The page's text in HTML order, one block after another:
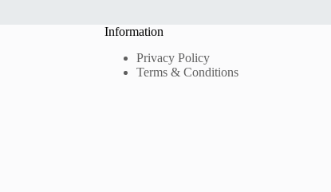
Information
Privacy Policy
Terms & Conditions